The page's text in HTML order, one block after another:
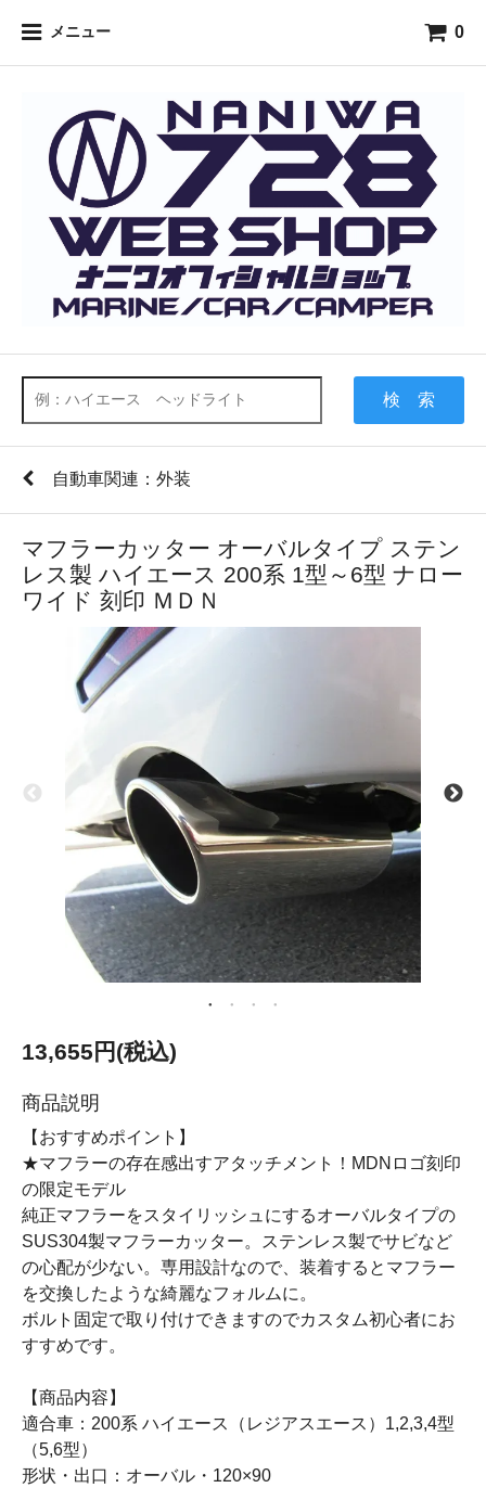
メニュー 0
検 索
自動車関連：外装
マフラーカッター オーバルタイプ ステン
レス製 ハイエース 200系 1型～6型 ナロー
ワイド 刻印 ＭＤＮ
13,655円(税込)
商品説明
【おすすめポイント】
★マフラーの存在感出すアタッチメント！MDNロゴ刻印
の限定モデル
純正マフラーをスタイリッシュにするオーバルタイプの
SUS304製マフラーカッター。ステンレス製でサビなど
の心配が少ない。専用設計なので、装着するとマフラー
を交換したような綺麗なフォルムに。
ボルト固定で取り付けできますのでカスタム初心者にお
すすめです。
【商品内容】
適合車：200系 ハイエース（レジアスエース）1,2,3,4型
（5,6型）
形状・出口：オーバル・120×90